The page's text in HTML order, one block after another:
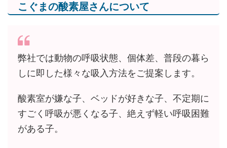
こぐまの酸素屋さんについて
弊社では動物の呼吸状態、個体差、普段の暮ら
しに即した様々な吸入方法をご提案します。
酸素室が嫌な子、ベッドが好きな子、不定期に
すごく呼吸が悪くなる子、絶えず軽い呼吸困難
がある子。